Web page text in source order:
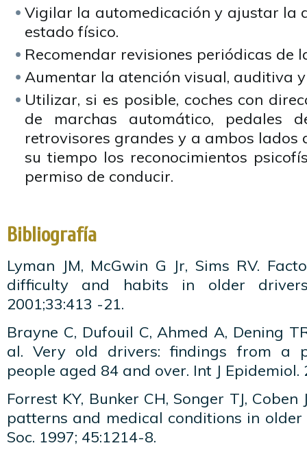
Vigilar la automedicación y ajustar la
estado físico.
Recomendar revisiones periódicas de
Aumentar la atención visual, auditiva
Utilizar, si es posible, coches con
de marchas automático, pedales
retrovisores grandes y a ambos lados
su tiempo los reconocimientos
permiso de conducir.
Bibliografía
Lyman JM, McGwin G Jr, Sims RV.
difficulty and habits in older
2001;33:413 -21.
Brayne C, Dufouil C, Ahmed A, Dening
al. Very old drivers: findings from a
people aged 84 and over. Int J Epidemiol.
Forrest KY, Bunker CH, Songer TJ, Coben
patterns and medical conditions in older
Soc. 1997; 45:1214-8.